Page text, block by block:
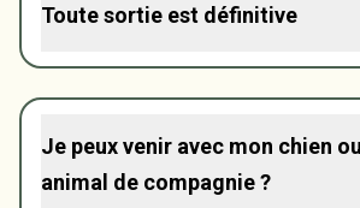
Toute sortie est définitive
Je peux venir avec mon chien
animal de compagnie ?